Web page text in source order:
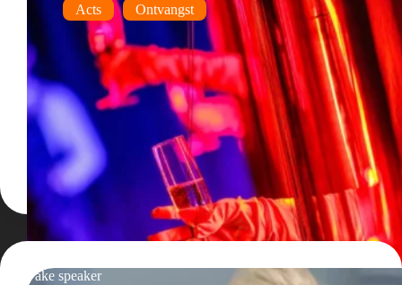
Acts
Ontvangst
Fake speaker